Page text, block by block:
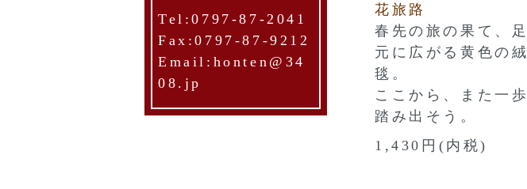
花旅路
春先の旅の果て、足
元に広がる黄色の絨
毯。
ここから、また一歩
踏み出そう。
1,430円(内税)
Tel:0797-87-2041
Fax:0797-87-9212
Email:honten@34
08.jp